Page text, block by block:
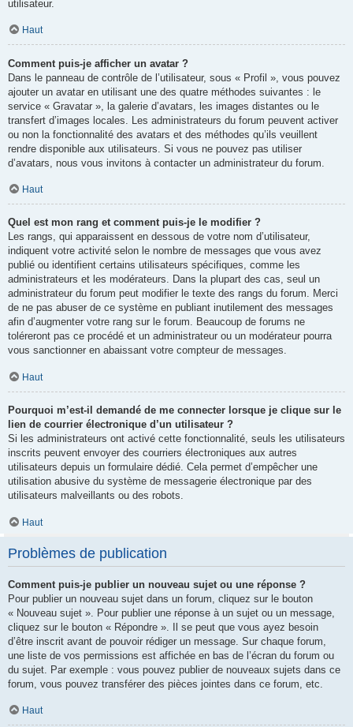
utilisateur.
Haut
Comment puis-je afficher un avatar ?
Dans le panneau de contrôle de l’utilisateur, sous « Profil », vous pouvez
ajouter un avatar en utilisant une des quatre méthodes suivantes : le
service « Gravatar », la galerie d’avatars, les images distantes ou le
transfert d’images locales. Les administrateurs du forum peuvent activer
ou non la fonctionnalité des avatars et des méthodes qu’ils veuillent
rendre disponible aux utilisateurs. Si vous ne pouvez pas utiliser
d’avatars, nous vous invitons à contacter un administrateur du forum.
Haut
Quel est mon rang et comment puis-je le modifier ?
Les rangs, qui apparaissent en dessous de votre nom d’utilisateur,
indiquent votre activité selon le nombre de messages que vous avez
publié ou identifient certains utilisateurs spécifiques, comme les
administrateurs et les modérateurs. Dans la plupart des cas, seul un
administrateur du forum peut modifier le texte des rangs du forum. Merci
de ne pas abuser de ce système en publiant inutilement des messages
afin d’augmenter votre rang sur le forum. Beaucoup de forums ne
toléreront pas ce procédé et un administrateur ou un modérateur pourra
vous sanctionner en abaissant votre compteur de messages.
Haut
Pourquoi m’est-il demandé de me connecter lorsque je clique sur le
lien de courrier électronique d’un utilisateur ?
Si les administrateurs ont activé cette fonctionnalité, seuls les utilisateurs
inscrits peuvent envoyer des courriers électroniques aux autres
utilisateurs depuis un formulaire dédié. Cela permet d’empêcher une
utilisation abusive du système de messagerie électronique par des
utilisateurs malveillants ou des robots.
Haut
Problèmes de publication
Comment puis-je publier un nouveau sujet ou une réponse ?
Pour publier un nouveau sujet dans un forum, cliquez sur le bouton
« Nouveau sujet ». Pour publier une réponse à un sujet ou un message,
cliquez sur le bouton « Répondre ». Il se peut que vous ayez besoin
d’être inscrit avant de pouvoir rédiger un message. Sur chaque forum,
une liste de vos permissions est affichée en bas de l’écran du forum ou
du sujet. Par exemple : vous pouvez publier de nouveaux sujets dans ce
forum, vous pouvez transférer des pièces jointes dans ce forum, etc.
Haut